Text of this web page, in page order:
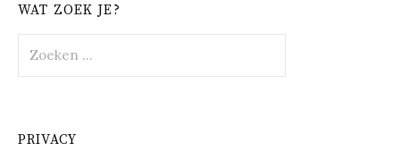
WAT ZOEK JE?
naar:
PRIVACY